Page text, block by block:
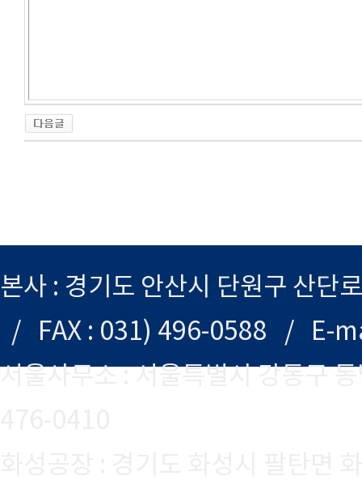
본사 : 경기도 안산시 단원구 산
/ FAX : 031) 496-0588 / E-
서울사무소 : 서울특별시 강동